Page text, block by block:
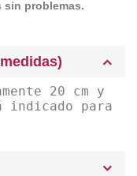
sin problemas.
20 cm y
indicado para